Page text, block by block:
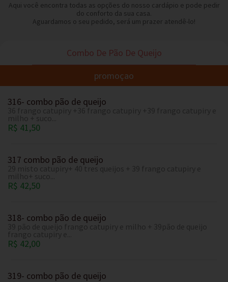
Aqui você encontra todas as opções do nosso cardápio e pode pedir
do conforto da sua casa.
Aguardamos o seu pedido, será um prazer atendê-lo!
Combo De Pão De Queijo
promoçao
316- combo pão de queijo
R$ 41,50
317 combo pão de queijo
R$ 42,50
318- combo pão de queijo
R$ 42,00
319- combo pão de queijo